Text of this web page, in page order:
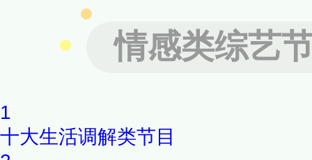
情感类综艺
1
十大生活调解类节目